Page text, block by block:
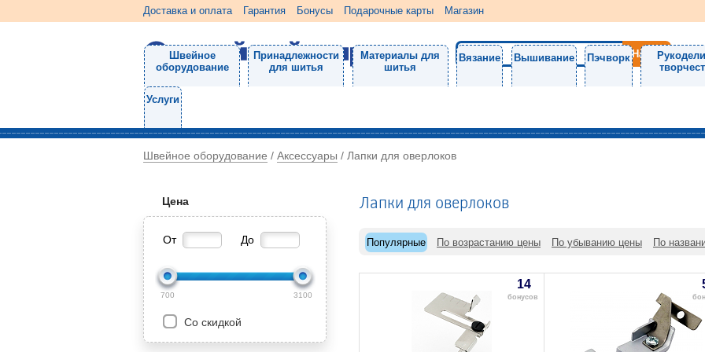
Доставка и оплата Гарантия Бонусы Подарочные карты Магазин
Швейное
оборудование
Принадлежности
для шитья
Материалы для
шитья
Вязание Вышивание Пэчворк
Услуги
Швейное оборудование / Аксессуары / Лапки для оверлоков
Цена
От До
700 3100
Со скидкой
Лапки для оверлоков
Популярные По возрастанию цены По убыванию цены По
14
бонусов